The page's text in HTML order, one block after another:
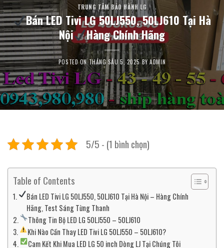
TRUNG TÂM BẢO HÀNH LG
Bán LED Tivi LG 50LJ550, 50LJ610 Tại Hà
Nội
Hàng Chính Hãng
POSTED ONTHÁNG SÁU 5, 2025BYADMIN
5/5 - (1 bình chọn)
Table of Contents
Bán LED Tivi LG 50LJ550, 50LJ610 Tại Hà Nội – Hàng Chính
Hãng, Test Sáng Từng Thanh
Thông Tin Bộ LED LG 50LJ550 – 50LJ610
Khi Nào Cần Thay LED Tivi LG 50LJ550 – 50LJ610?
Cam Kết Khi Mua LED LG 50 inch Dòng LJ Tại Chúng Tôi